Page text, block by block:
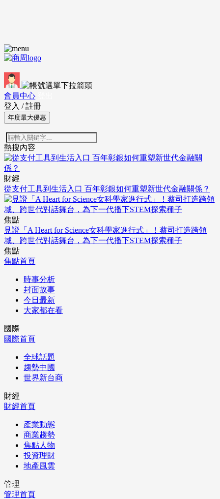
會員中心
登入 / 註冊
年度最大優惠
熱搜內容
財經
從支付工具到生活入口 百年彰銀如何重塑新世代金融關係？
焦點
見證「A Heart for Science女科學家進行式」！蔡司打造跨領
域、跨世代對話舞台，為下一代播下STEM探索種子
焦點
焦點首頁
時事分析
封面故事
今日最新
大家都在看
國際
國際首頁
全球話題
趨勢中國
世界新台商
財經
財經首頁
產業動態
商業趨勢
焦點人物
投資理財
地產風雲
管理
管理首頁